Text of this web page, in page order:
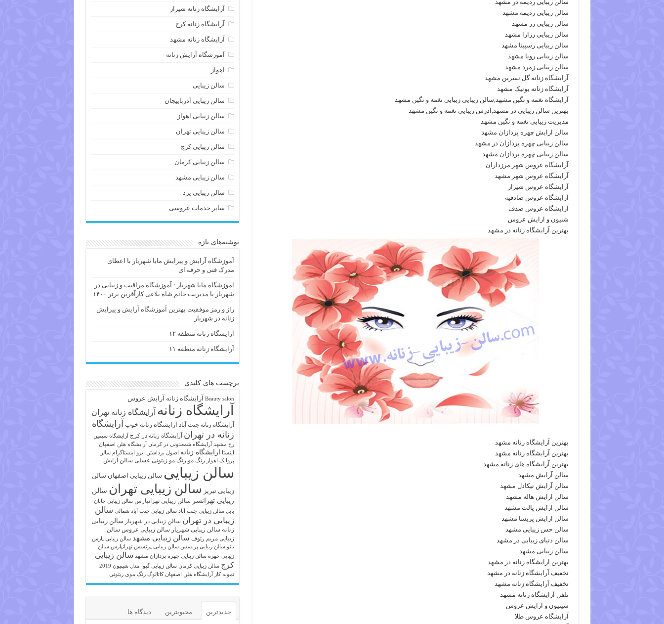
سالن زیبایی ردیمه در مشهد
سالن زیبایی ردیمه مشهد
سالن زیبایی رز مشهد
سالن زیبایی رزارا مشهد
سالن زیبایی رسپینا مشهد
سالن زیبایی رویا مشهد
سالن زیبایی زمرد مشهد
آرایشگاه زنانه گل نسرین مشهد
آرایشگاه زنانه یونیک مشهد
آرایشگاه نغمه و نگین مشهد,سالن زیبایی زیبایی نغمه و نگین مشهد
بهترین سالن زیبایی در مشهد,آدرس زیبایی نغمه و نگین مشهد
مدیریت زیبایی نغمه و نگین مشهد
سالن ارایش چهره پردازان مشهد
سالن زیبایی چهره پردازان در مشهد
سالن زیبایی چهره پردازان مشهد
آرایشگاه عروس شهر مرزداران
آرایشگاه عروس شهر مشهد
آرایشگاه عروس شیراز
آرایشگاه عروس صادقیه
آرایشگاه عروس صدف
شنیون و ارایش عروس
بهترین آرایشگاه زنانه در مشهد
بهترین آرایشگاه زنانه مشهد
بهترین آرایشگاه زنانه مشهد
بهترین آرایشگاه های زنانه مشهد
سالن آرایش مشهد
سالن آرایش نیکادل مشهد
سالن ارایش هاله مشهد
سالن ارایش پالت مشهد
سالن ارایش پریسا مشهد
سالن حس زیبایی مشهد
سالن دنیای زیبایی در مشهد
سالن زیبایی مشهد
بهترین ارایشگاه زنانه در مشهد
تخفیف آرایشگاه زنانه در مشهد
تخفیف آرایشگاه زنانه مشهد
تلفن آرایشگاه زنانه مشهد
شینیون و آرایش عروس
آرایشگاه عروس طلا
آرایشگاه زنانه شیراز
آرایشگاه زنانه کرج
آرایشگاه زنانه مشهد
آموزشگاه آرایش زنانه
اهواز
سالن زیبایی
سالن زیبایی آذرباییجان
سالن زیبایی اهواز
سالن زیبایی تهران
سالن زیبایی کرج
سالن زیبایی کرمان
سالن زیبایی مشهد
سالن زیبایی یزد
سایر خدمات عروسی
نوشته‌های تازه
آموزشگاه آرایش و پیرایش مایا شهریار با اعطای
مدرک فنی و حرفه ای
اموزشگاه مایا شهریار : آموزشگاه مراقبت و زیبایی در
شهریار با مدیریت خانم شاه بلاغی کارآفرین برتر ۱۴۰۰
راز و رمز موفقیت بهترین آموزشگاه آرایش و پیرایش
زنانه در شهریار
آرایشگاه زنانه منطقه ۱۲
آرایشگاه زنانه منطقه ۱۱
برچسب های کلیدی
Beauty salon آرايشگاه زنانه آرایش عروس
آرایشگاه زنانه آرایشگاه زنانه تهران
آرایشگاه زنانه جنت آباد آرایشگاه زنانه خوب آرایشگاه
زنانه در تهران آرایشگاه زنانه در کرج
آرایشگاه سیمین
رخ مشهد
آرایشگاه شمعدونی در کرمان آرایشگاه هلن اصفهان
اینستا ارایشگاه زنانه اصول برداشتن ابرو
اینستاگرام سالن
پروانک اهواز
رنگ مو رنگ مو زیتونی عسلی سالن آرایش
سالن زیبایی سالن زیبایی اصفهان سالن
زیبایی تبریز سالن زیبایی تهران سالن
زیبایی تهرانسر سالن زیبایی تهرانپارس سالن زیبایی جانان
بابل سالن زیبایی جنت آباد سالن زیبایی جنت آباد شمالی سالن
زیبایی در تهران سالن زیبایی در شهریار سالن زیبایی
زنانه سالن زیبایی شهریار سالن زیبایی عروس سالن
زیبایی مریم رئوف سالن زیبایی مشهد سالن زیبایی پارس
بانو سالن زیبایی پرنسس سالن زیبایی پرنسس تهرانپارس سالن
زیبایی چهره سالن زیبایی چهره پردازان مشهد سالن زیبایی
کرج سالن زیبایی کرمان سالن زیبایی گیوا
مدل شینیون 2019
نمونه کار آرایشگاه هلن اصفهان کاتالوگ رنگ موی زیتونی
جدیدترین محبوبترین دیدگاه ها